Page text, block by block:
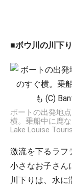
■ボウ川の川下り
ボートの出発地
横。乗船中に鹿
Lake Louise
激流を下るラフ
小さなお子さん
川下りは、水に